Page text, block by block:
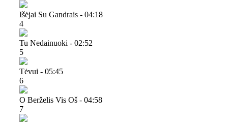
Išėjai Su Gandrais - 04:18
4
Tu Nedainuoki - 02:52
5
Tėvui - 05:45
6
O Berželis Vis Oš - 04:58
7